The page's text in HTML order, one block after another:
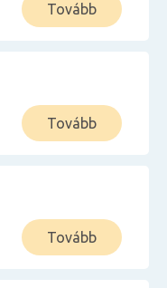
Tovább
Tovább
Tovább